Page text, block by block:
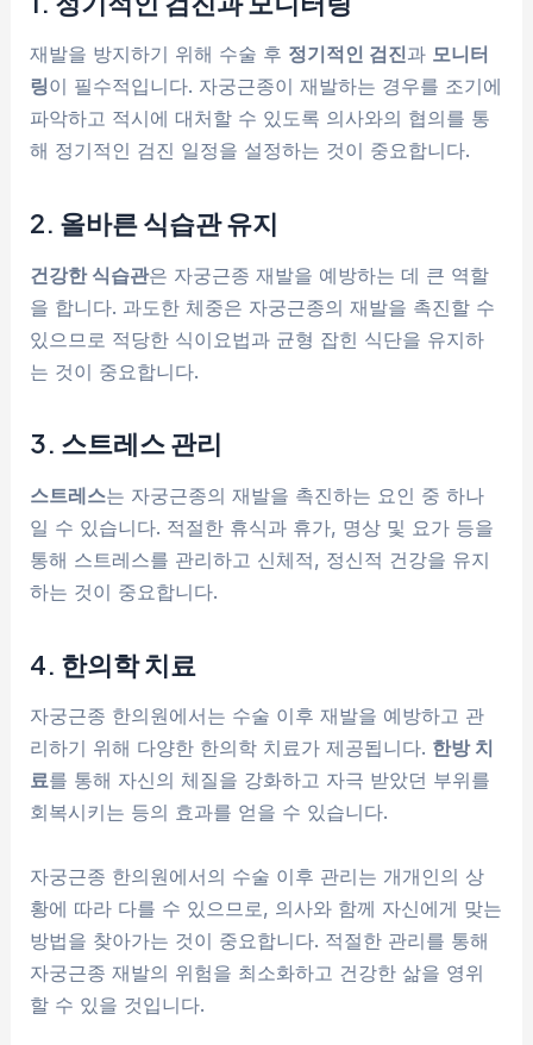
재발을 방지하기 위해 수술 후 정기적인 검진과 모니터
링이 필수적입니다. 자궁근종이 재발하는 경우를 조기에
파악하고 적시에 대처할 수 있도록 의사와의 협의를 통
해 정기적인 검진 일정을 설정하는 것이 중요합니다.
2. 올바른 식습관 유지
건강한 식습관은 자궁근종 재발을 예방하는 데 큰 역할
을 합니다. 과도한 체중은 자궁근종의 재발을 촉진할 수
있으므로 적당한 식이요법과 균형 잡힌 식단을 유지하
는 것이 중요합니다.
3. 스트레스 관리
스트레스는 자궁근종의 재발을 촉진하는 요인 중 하나
일 수 있습니다. 적절한 휴식과 휴가, 명상 및 요가 등을
통해 스트레스를 관리하고 신체적, 정신적 건강을 유지
하는 것이 중요합니다.
4. 한의학 치료
자궁근종 한의원에서는 수술 이후 재발을 예방하고 관
리하기 위해 다양한 한의학 치료가 제공됩니다. 한방 치
료를 통해 자신의 체질을 강화하고 자극 받았던 부위를
회복시키는 등의 효과를 얻을 수 있습니다.
자궁근종 한의원에서의 수술 이후 관리는 개개인의 상
황에 따라 다를 수 있으므로, 의사와 함께 자신에게 맞는
방법을 찾아가는 것이 중요합니다. 적절한 관리를 통해
자궁근종 재발의 위험을 최소화하고 건강한 삶을 영위
할 수 있을 것입니다.